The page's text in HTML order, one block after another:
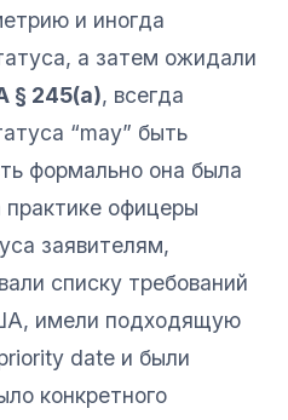
и иногда
а затем ожидали
§ 245(a), всегда
“may” быть
формально она была
офицеры
заявителям,
списку требований
имели подходящую
date и были
конкретного